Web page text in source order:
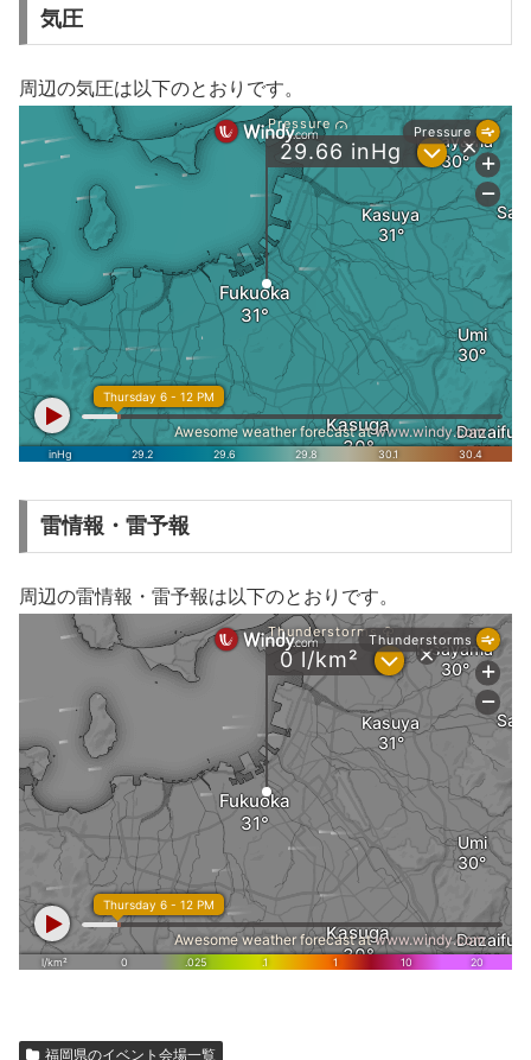
気圧
周辺の気圧は以下のとおりです。
雷情報・雷予報
周辺の雷情報・雷予報は以下のとおりです。
福岡県のイベント会場一覧